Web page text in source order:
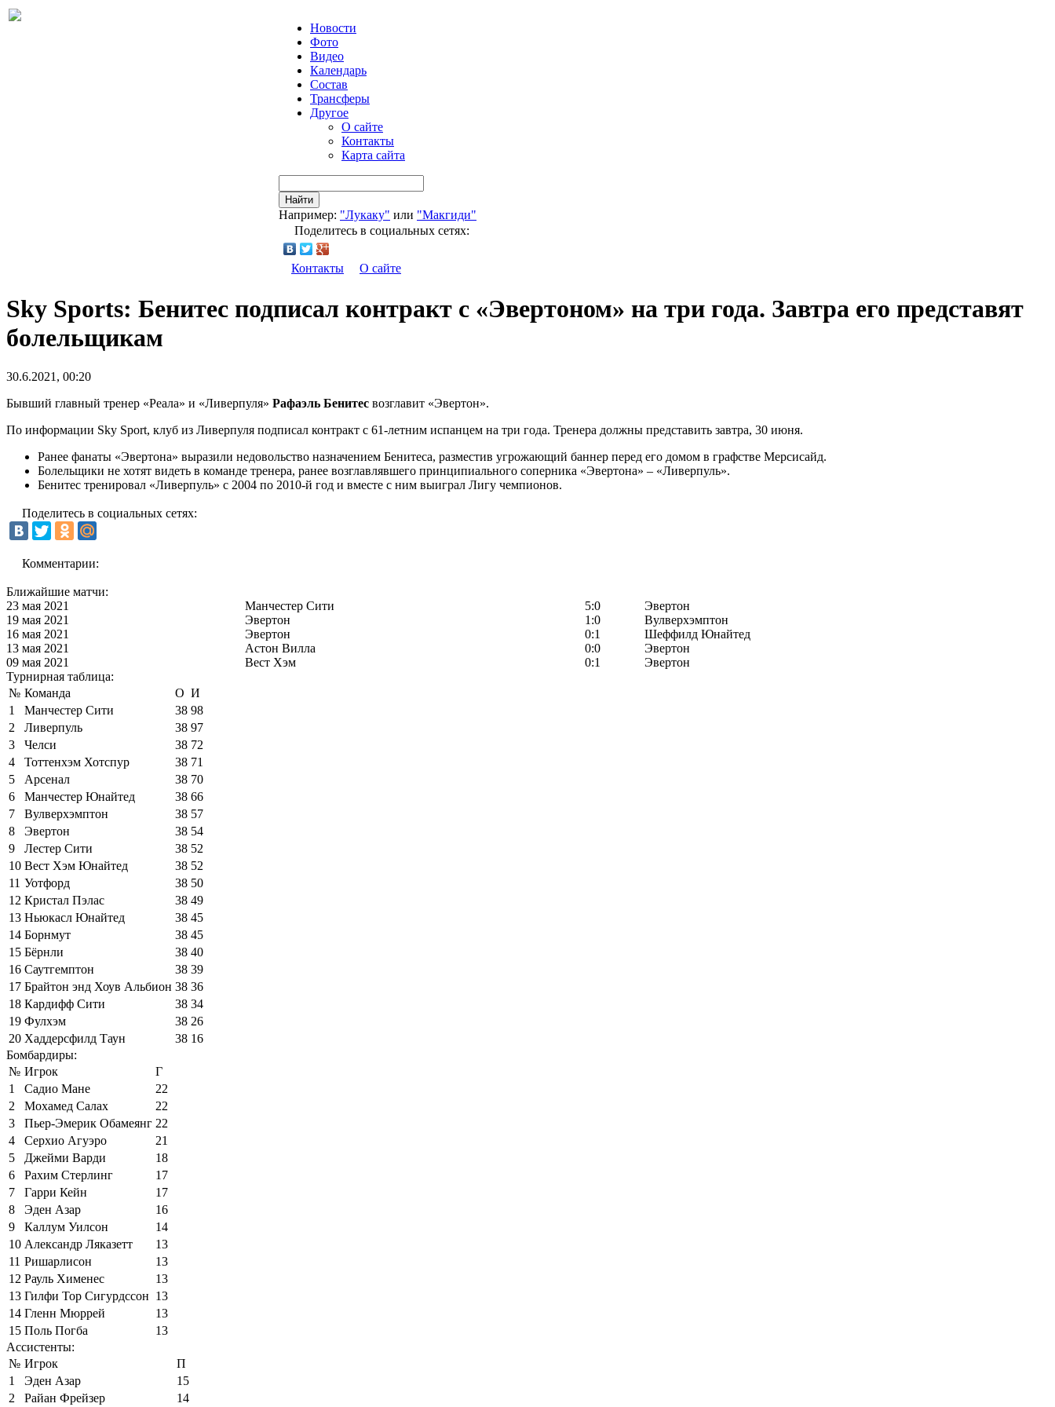
Новости
Фото
Видео
Календарь
Состав
Трансферы
Другое
О сайте
Контакты
Карта сайта
Найти
Например: "Лукаку" или "Макгиди"
Поделитесь в социальных сетях:
Контакты О сайте
Sky Sports: Бенитес подписал контракт с «Эвертоном» на три года. Завтра его представят
болельщикам
30.6.2021, 00:20
Бывший главный тренер «Реала» и «Ливерпуля» Рафаэль Бенитес возглавит «Эвертон».
По информации Sky Sport, клуб из Ливерпуля подписал контракт с 61-летним испанцем на три года. Тренера должны представить завтра, 30 июня.
Ранее фанаты «Эвертона» выразили недовольство назначением Бенитеса, разместив угрожающий баннер перед его домом в графстве Мерсисайд.
Болельщики не хотят видеть в команде тренера, ранее возглавлявшего принципиального соперника «Эвертона» – «Ливерпуль».
Бенитес тренировал «Ливерпуль» с 2004 по 2010-й год и вместе с ним выиграл Лигу чемпионов.
Поделитесь в социальных сетях:
Комментарии:
Ближайшие матчи:
23 мая 2021
Манчестер Сити 5:0
Эвертон
19 мая 2021
Эвертон 1:0
Вулверхэмптон
16 мая 2021
Эвертон 0:1
Шеффилд Юнайтед
13 мая 2021
Астон Вилла 0:0
Эвертон
09 мая 2021
Вест Хэм 0:1
Эвертон
Турнирная таблица:
№ Команда О И
1
Манчестер Сити 38 98
2
Ливерпуль 38 97
3
Челси 38 72
4
Тоттенхэм Хотспур 38 71
5
Арсенал 38 70
6
Манчестер Юнайтед 38 66
7
Вулверхэмптон 38 57
8
Эвертон 38 54
9
Лестер Сити 38 52
10 Вест Хэм Юнайтед 38 52
11 Уотфорд 38 50
12 Кристал Пэлас 38 49
13 Ньюкасл Юнайтед 38 45
14 Борнмут 38 45
15 Бёрнли 38 40
16 Саутгемптон 38 39
17 Брайтон энд Хоув Альбион 38 36
18 Кардифф Сити 38 34
19 Фулхэм 38 26
20 Хаддерсфилд Таун 38 16
Бомбардиры:
№ Игрок
Г
1
Садио Мане
22
2
Мохамед Салах
22
3
Пьер-Эмерик Обамеянг 22
4
Серхио Агуэро
21
5
Джейми Варди
18
6
Рахим Стерлинг
17
7
Гарри Кейн
17
8
Эден Азар
16
9
Каллум Уилсон
14
10 Александр Ляказетт
13
11 Ришарлисон
13
12 Рауль Хименес
13
13 Гилфи Тор Сигурдссон 13
14 Гленн Мюррей
13
15 Поль Погба
13
Ассистенты:
№ Игрок
П
1
Эден Азар
15
2
Райан Фрейзер
14